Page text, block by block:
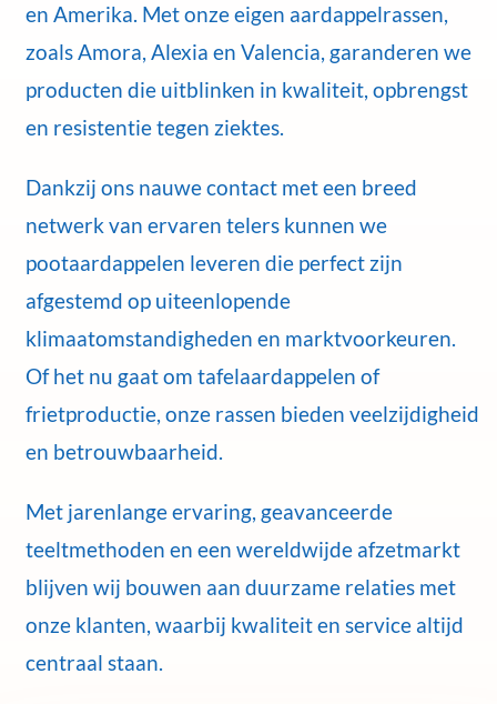
en Amerika. Met onze eigen aardappelrassen,
zoals Amora, Alexia en Valencia, garanderen we
producten die uitblinken in kwaliteit, opbrengst
en resistentie tegen ziektes.
Dankzij ons nauwe contact met een breed
netwerk van ervaren telers kunnen we
pootaardappelen leveren die perfect zijn
afgestemd op uiteenlopende
klimaatomstandigheden en marktvoorkeuren.
Of het nu gaat om tafelaardappelen of
frietproductie, onze rassen bieden veelzijdigheid
en betrouwbaarheid.
Met jarenlange ervaring, geavanceerde
teeltmethoden en een wereldwijde afzetmarkt
blijven wij bouwen aan duurzame relaties met
onze klanten, waarbij kwaliteit en service altijd
centraal staan.